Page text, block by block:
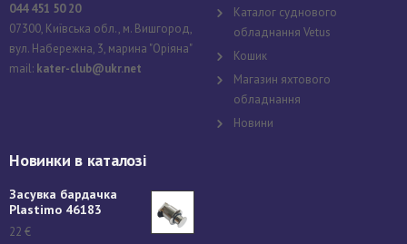
044 451 50 20
07300, Київська обл., м. Вишгород,
вул. Набережна, 3, марина "Оріяна"
mail: kater-club@ukr.net
Каталог суднового
обладнання Vetus
Кошик
Магазин яхтового
обладнання
Новини
Новинки в каталозі
Засувка бардачка
Plastimo 46183
22 €